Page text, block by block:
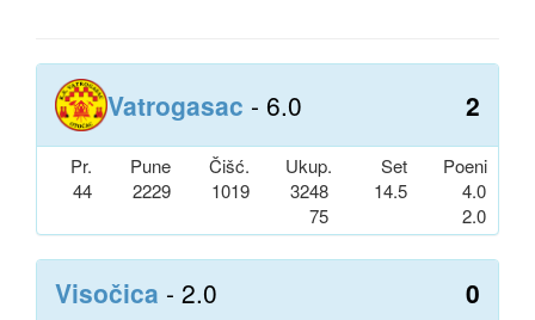
Vatrogasac - 6.0 2
Pr. Pune Čišć. Ukup. Set
Poeni
44
2229 1019
3248
75
14.5
4.0
2.0
Visočica - 2.0 0